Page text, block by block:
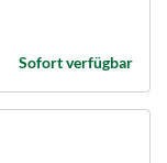
Sofort verfügbar